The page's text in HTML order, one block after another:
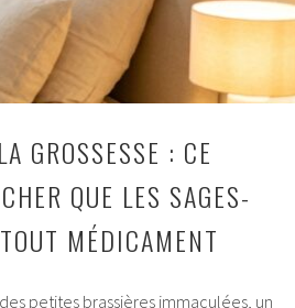
GROSSESSE : CE
QUE LES SAGES-
MÉDICAMENT
petites brassières immaculées, un